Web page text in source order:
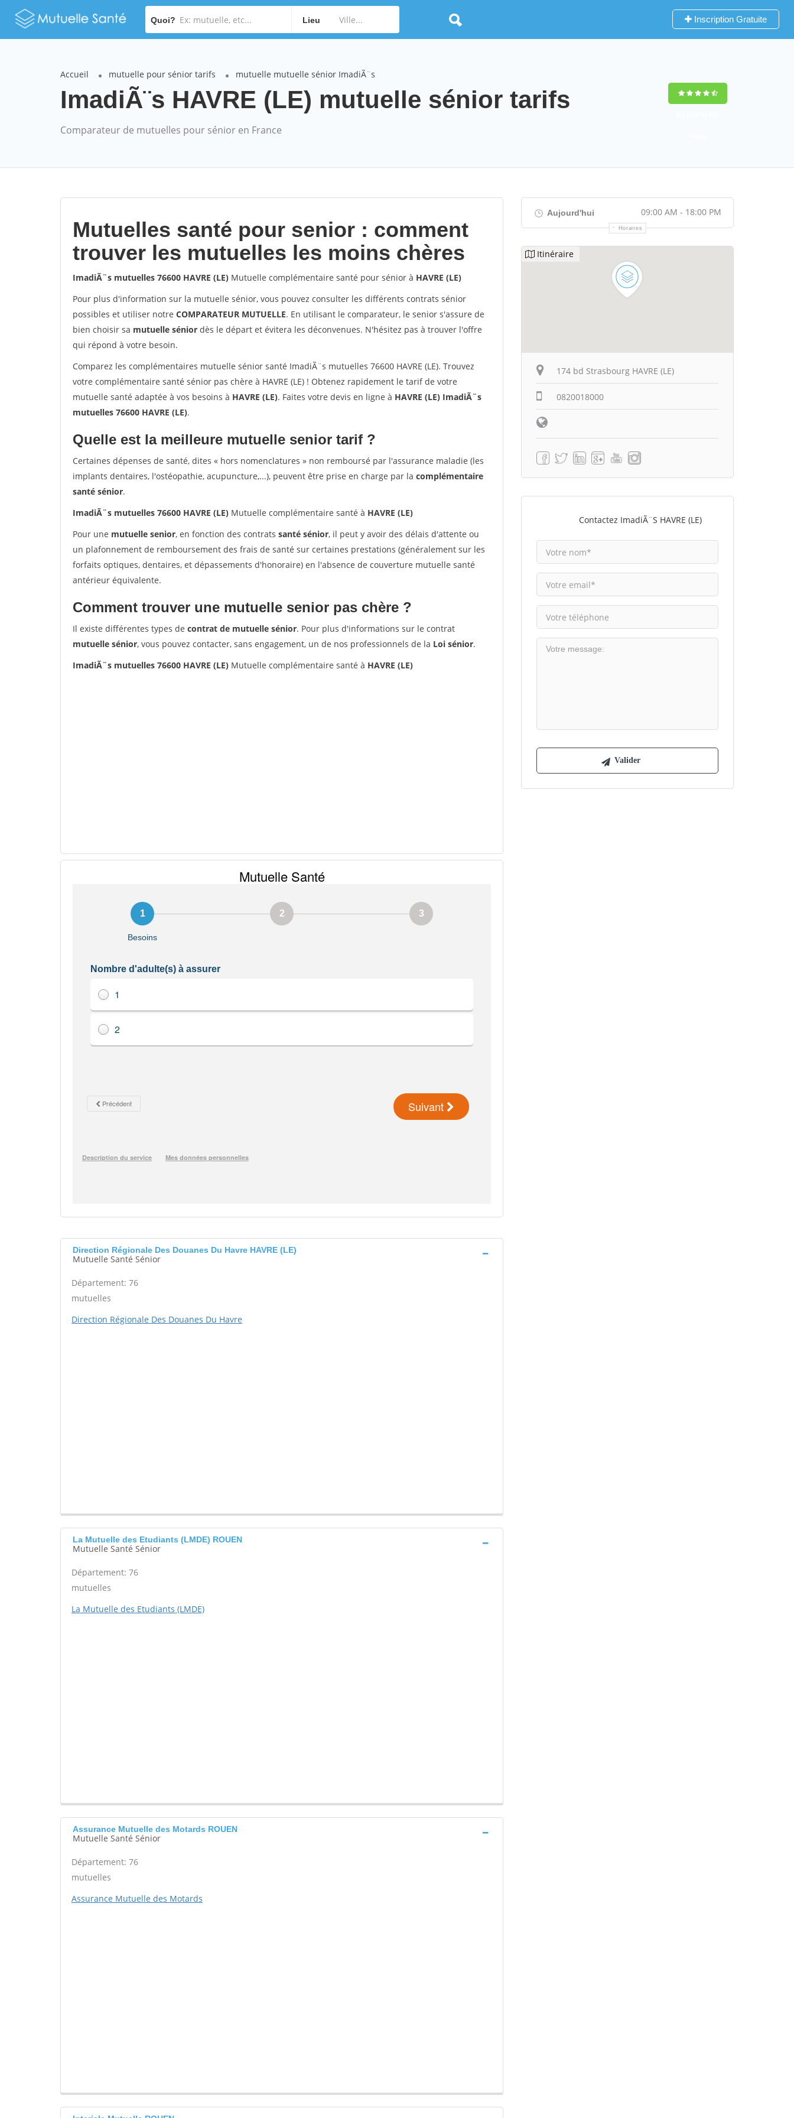
Quoi? Lieu Inscription Gratuite
Accueil mutuelle pour sénior tarifs mutuelle mutuelle sénior ImadiÃ¨s
ImadiÃ¨s HAVRE (LE) mutuelle sénior tarifs
Comparateur de mutuelles pour sénior en France
Mutuelles santé pour senior : comment
trouver les mutuelles les moins chères
ImadiÃ¨s mutuelles 76600 HAVRE (LE) Mutuelle complémentaire santé pour sénior à HAVRE (LE)
Pour plus d'information sur la mutuelle sénior, vous pouvez consulter les différents contrats sénior
possibles et utiliser notre COMPARATEUR MUTUELLE. En utilisant le comparateur, le senior s'assure de
bien choisir sa mutuelle sénior dès le départ et évitera les déconvenues. N'hésitez pas à trouver l'offre
qui répond à votre besoin.
Comparez les complémentaires mutuelle sénior santé ImadiÃ¨s mutuelles 76600 HAVRE (LE). Trouvez
votre complémentaire santé sénior pas chère à HAVRE (LE) ! Obtenez rapidement le tarif de votre
mutuelle santé adaptée à vos besoins à HAVRE (LE). Faites votre devis en ligne à HAVRE (LE) ImadiÃ¨s
mutuelles 76600 HAVRE (LE).
Quelle est la meilleure mutuelle senior tarif ?
Certaines dépenses de santé, dites « hors nomenclatures » non remboursé par l'assurance maladie (les
implants dentaires, l'ostéopathie, acupuncture,...), peuvent être prise en charge par la complémentaire
santé sénior.
ImadiÃ¨s mutuelles 76600 HAVRE (LE) Mutuelle complémentaire santé à HAVRE (LE)
Pour une mutuelle senior, en fonction des contrats santé sénior, il peut y avoir des délais d'attente ou
un plafonnement de remboursement des frais de santé sur certaines prestations (généralement sur les
forfaits optiques, dentaires, et dépassements d'honoraire) en l'absence de couverture mutuelle santé
antérieur équivalente.
Comment trouver une mutuelle senior pas chère ?
Il existe différentes types de contrat de mutuelle sénior. Pour plus d'informations sur le contrat
mutuelle sénior, vous pouvez contacter, sans engagement, un de nos professionnels de la Loi sénior.
ImadiÃ¨s mutuelles 76600 HAVRE (LE) Mutuelle complémentaire santé à HAVRE (LE)
Direction Régionale Des Douanes Du Havre HAVRE (LE)
Mutuelle Santé Sénior
Département: 76
mutuelles
Direction Régionale Des Douanes Du Havre
La Mutuelle des Etudiants (LMDE) ROUEN
Mutuelle Santé Sénior
Département: 76
mutuelles
La Mutuelle des Etudiants (LMDE)
Assurance Mutuelle des Motards ROUEN
Mutuelle Santé Sénior
Département: 76
mutuelles
Assurance Mutuelle des Motards
Aujourd'hui 09:00 AM - 18:00 PM
Horaires
Itinéraire
174 bd Strasbourg HAVRE (LE)
0820018000
Contactez ImadiÃ¨s HAVRE (LE)